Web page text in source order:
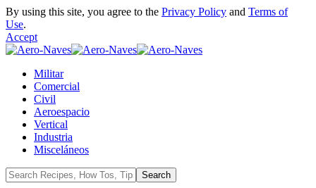
By using this site, you agree to the Privacy Policy and Terms of
Use.
Accept
Militar
Comercial
Civil
Aeroespacio
Vertical
Industria
Misceláneos